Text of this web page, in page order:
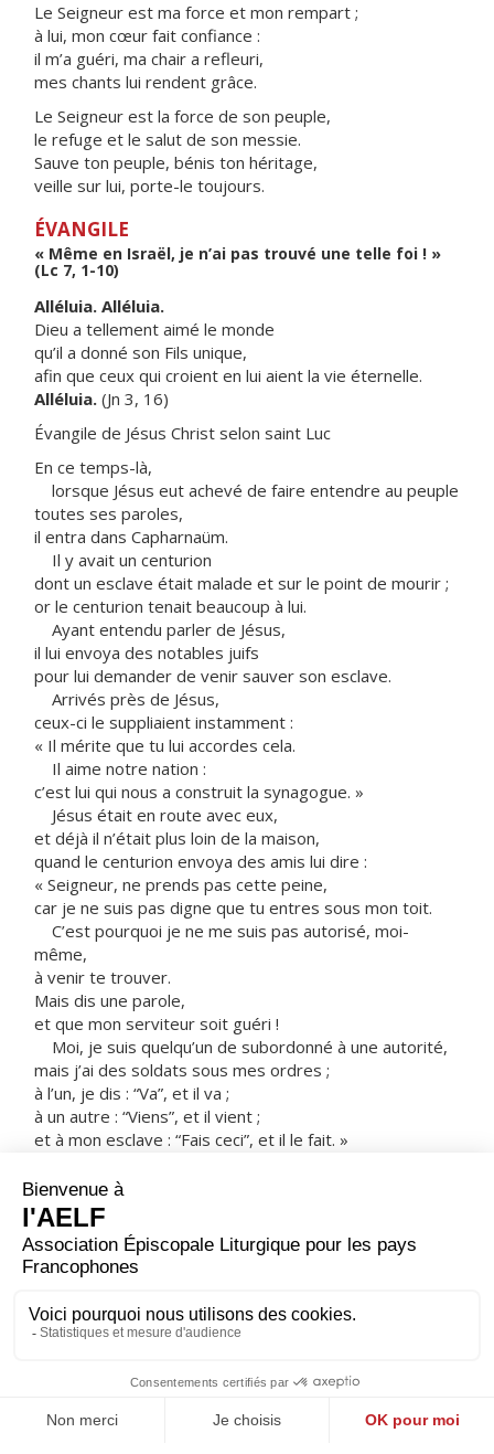
Le Seigneur est ma force et mon rempart ;
à lui, mon cœur fait confiance :
il m’a guéri, ma chair a refleuri,
mes chants lui rendent grâce.
Le Seigneur est la force de son peuple,
le refuge et le salut de son messie.
Sauve ton peuple, bénis ton héritage,
veille sur lui, porte-le toujours.
ÉVANGILE
« Même en Israël, je n’ai pas trouvé une telle foi ! »
(Lc 7, 1-10)
Alléluia. Alléluia.
Dieu a tellement aimé le monde
qu’il a donné son Fils unique,
afin que ceux qui croient en lui aient la vie éternelle.
Alléluia. (Jn 3, 16)
Évangile de Jésus Christ selon saint Luc
En ce temps-là,
lorsque Jésus eut achevé de faire entendre au peuple
toutes ses paroles,
il entra dans Capharnaüm.
Il y avait un centurion
dont un esclave était malade et sur le point de mourir ;
or le centurion tenait beaucoup à lui.
Ayant entendu parler de Jésus,
il lui envoya des notables juifs
pour lui demander de venir sauver son esclave.
Arrivés près de Jésus,
ceux-ci le suppliaient instamment :
« Il mérite que tu lui accordes cela.
Il aime notre nation :
c’est lui qui nous a construit la synagogue. »
Jésus était en route avec eux,
et déjà il n’était plus loin de la maison,
quand le centurion envoya des amis lui dire :
« Seigneur, ne prends pas cette peine,
car je ne suis pas digne que tu entres sous mon toit.
C’est pourquoi je ne me suis pas autorisé, moi-
même,
à venir te trouver.
Mais dis une parole,
et que mon serviteur soit guéri !
Moi, je suis quelqu’un de subordonné à une autorité,
mais j’ai des soldats sous mes ordres ;
à l’un, je dis : “Va”, et il va ;
à un autre : “Viens”, et il vient ;
et à mon esclave : “Fais ceci”, et il le fait. »
Jésus fut en admiration devant lui.
Il se retourna et dit à la foule qui le suivait :
« Je vous le déclare,
même en Israël, je n’ai pas trouvé une telle foi ! »
Revenus à la maison,
les envoyés trouvèrent l’esclave en bonne santé.
– Acclamons la Parole de Dieu.